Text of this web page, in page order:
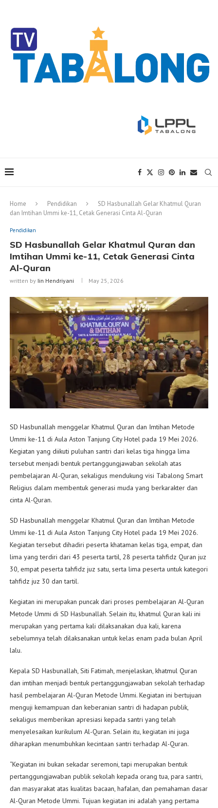
Home Pendidikan
SD Hasbunallah Gelar Khatmul Quran
dan Imtihan Ummi ke-11, Cetak Generasi Cinta Al-Quran
Pendidikan
SD Hasbunallah Gelar Khatmul Quran dan
Imtihan Ummi ke-11, Cetak Generasi Cinta
Al-Quran
written by Iin Hendriyani May 25, 2026
SD Hasbunallah menggelar Khatmul Quran dan Imtihan Metode
Ummi ke-11 di Aula Aston Tanjung City Hotel pada 19 Mei 2026.
Kegiatan yang diikuti puluhan santri dari kelas tiga hingga lima
tersebut menjadi bentuk pertanggungjawaban sekolah atas
pembelajaran Al-Quran, sekaligus mendukung visi Tabalong Smart
Religius dalam membentuk generasi muda yang berkarakter dan
cinta Al-Quran.
SD Hasbunallah menggelar Khatmul Quran dan Imtihan Metode
Ummi ke-11 di Aula Aston Tanjung City Hotel pada 19 Mei 2026.
Kegiatan tersebut dihadiri peserta khataman kelas tiga, empat, dan
lima yang terdiri dari 43 peserta tartil, 28 peserta tahfidz Quran juz
30, empat peserta tahfidz juz satu, serta lima peserta untuk kategori
tahfidz juz 30 dan tartil.
Kegiatan ini merupakan puncak dari proses pembelajaran Al-Quran
Metode Ummi di SD Hasbunallah. Selain itu, khatmul Quran kali ini
merupakan yang pertama kali dilaksanakan dua kali, karena
sebelumnya telah dilaksanakan untuk kelas enam pada bulan April
lalu.
Kepala SD Hasbunallah, Siti Fatimah, menjelaskan, khatmul Quran
dan imtihan menjadi bentuk pertanggungjawaban sekolah terhadap
hasil pembelajaran Al-Quran Metode Ummi. Kegiatan ini bertujuan
menguji kemampuan dan keberanian santri di hadapan publik,
sekaligus memberikan apresiasi kepada santri yang telah
menyelesaikan kurikulum Al-Quran. Selain itu, kegiatan ini juga
diharapkan menumbuhkan kecintaan santri terhadap Al-Quran.
“Kegiatan ini bukan sekadar seremoni, tapi merupakan bentuk
pertanggungjawaban publik sekolah kepada orang tua, para santri,
dan masyarakat atas kualitas bacaan, hafalan, dan pemahaman dasar
Al-Quran Metode Ummi. Tujuan kegiatan ini adalah yang pertama